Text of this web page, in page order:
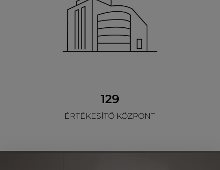
129
ÉRTÉKESÍTŐ KÖZPONT